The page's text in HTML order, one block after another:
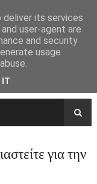
για την
its services
user-agent are
and security
usage
IT